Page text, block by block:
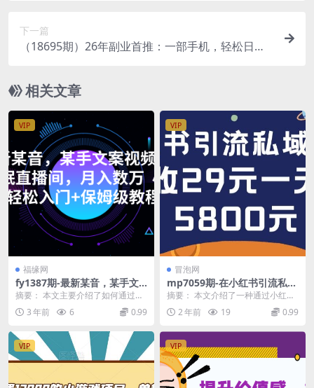
下一篇
（18695期）26年副业首推：一部手机，轻松日入5
相关文章
VIP
福缘网
fy1387期-最新某音，某手文
案视频搭配助眠直播间，月入
数万 小白轻松入门+保姆级教
程(利用情感短视频和助眠直播
摘要： 本文主要介绍了如何通过最
新某音，某手文案视频搭配助眠直
播间来吸引关注并变...
3 年前 6 0.99
VIP
冒泡网
mp7059期-在小红书引流私域
卖壁纸每张29元单日最高卖出
200张(0-1搭建教程)
摘要： 本文介绍了一种通过小红书
平台进行私域流量变现的方法，即
销售每张定价29元...
2 年前 19 0.99
VIP VIP